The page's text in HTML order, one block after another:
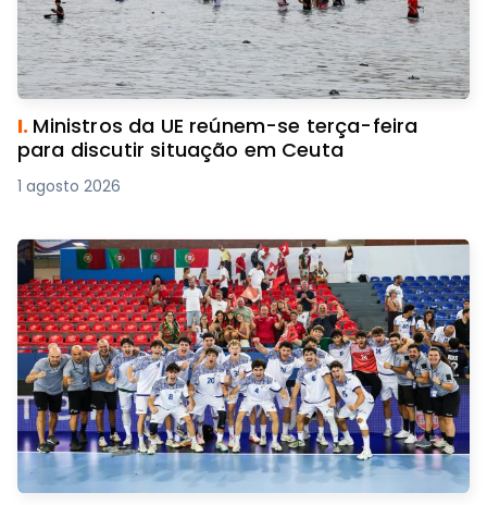
I. Ministros da UE reúnem-se terça-feira
para discutir situação em Ceuta
1 agosto 2026